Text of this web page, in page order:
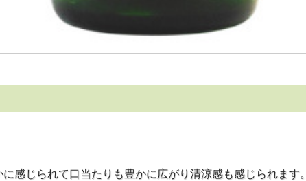
感じられて口当たりも豊かに広がり清涼感も感じられます。